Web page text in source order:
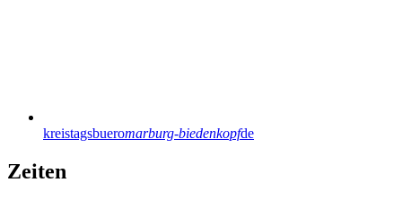
kreistagsbueromarburg-biedenkopfde
Zeiten